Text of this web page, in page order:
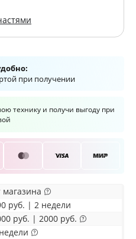
при получении
технику и получи выгоду при
магазина
руб. | 2 недели
руб. | 2000 руб.